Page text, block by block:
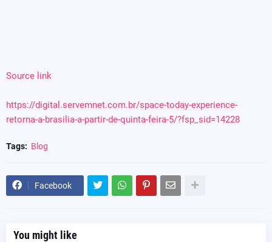
Source link
https://digital.servemnet.com.br/space-today-experience-
retorna-a-brasilia-a-partir-de-quinta-feira-5/?fsp_sid=14228
Tags: Blog
Facebook
You might like